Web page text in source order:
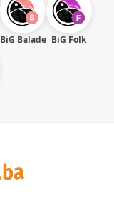
BiG Balade BiG Folk